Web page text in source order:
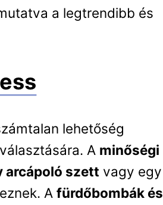
a legtrendibb és
lehetőség
A minőségi
arcápoló szett vagy egy
Afürdőbombák és